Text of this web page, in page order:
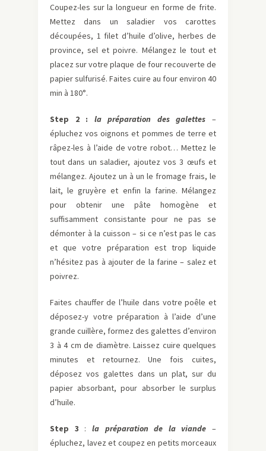
Coupez-les sur la longueur en forme de frite.
Mettez dans un saladier vos carottes
découpées, 1 filet d’huile d’olive, herbes de
province, sel et poivre. Mélangez le tout et
placez sur votre plaque de four recouverte de
papier sulfurisé. Faites cuire au four environ 40
min à 180°.
Step 2 : la préparation des galettes –
épluchez vos oignons et pommes de terre et
râpez-les à l’aide de votre robot… Mettez le
tout dans un saladier, ajoutez vos 3 œufs et
mélangez. Ajoutez un à un le fromage frais, le
lait, le gruyère et enfin la farine. Mélangez
pour obtenir une pâte homogène et
suffisamment consistante pour ne pas se
démonter à la cuisson – si ce n’est pas le cas
et que votre préparation est trop liquide
n’hésitez pas à ajouter de la farine – salez et
poivrez.
Faites chauffer de l’huile dans votre poêle et
déposez-y votre préparation à l’aide d’une
grande cuillère, formez des galettes d’environ
3 à 4 cm de diamètre. Laissez cuire quelques
minutes et retournez. Une fois cuites,
déposez vos galettes dans un plat, sur du
papier absorbant, pour absorber le surplus
d’huile.
Step 3 : la préparation de la viande –
épluchez, lavez et coupez en petits morceaux